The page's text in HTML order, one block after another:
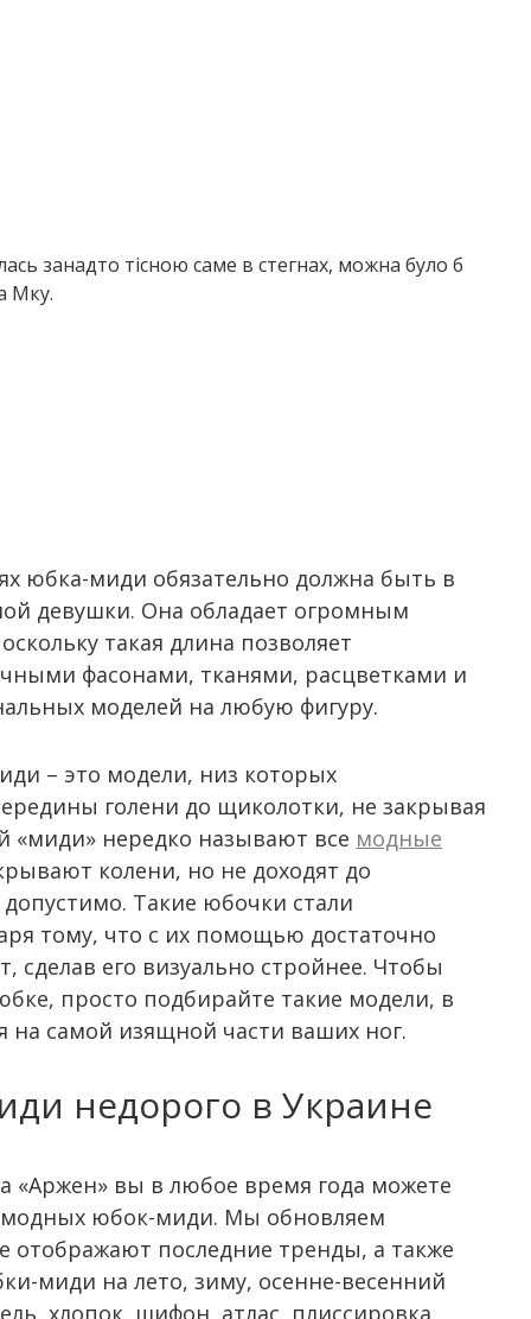
юбка-миди обязательно должна быть в
девушки. Она обладает огромным
такая длина позволяет
фасонами, тканями, расцветками и
моделей на любую фигуру.
– это модели, низ которых
голени до щиколотки, не закрывая
«миди» нередко называют все модные
колени, но не доходят до
Такие юбочки стали
тому, что с их помощью достаточно
сделав его визуально стройнее. Чтобы
просто подбирайте такие модели, в
на самой изящной части ваших ног.
недорого в Украине
«Аржен» вы в любое время года можете
юбок-миди. Мы обновляем
отображают последние тренды, а также
миди на лето, зиму, осенне-весенний
хлопок, шифон, атлас, плиссировка,
занадто тісною саме в стегнах, можна було б
Мку.